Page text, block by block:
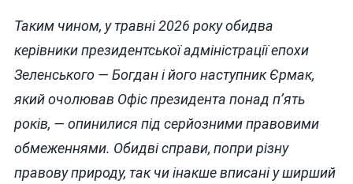
Таким чином, у травні 2026 року обидва
керівники президентської адміністрації епохи
Зеленського — Богдан і його наступник Єрмак,
який очолював Офіс президента понад п’ять
років, — опинилися під серйозними правовими
обмеженнями. Обидві справи, попри різну
правову природу, так чи інакше вписані у ширший